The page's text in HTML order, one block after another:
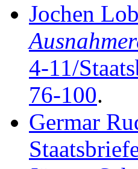
Jochen
4-11/
76-100.
Germar